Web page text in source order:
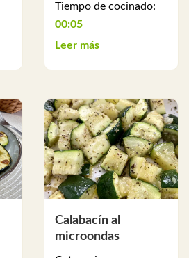
Tiempo de cocinado:
00:05
Leer más
Calabacín al
microondas